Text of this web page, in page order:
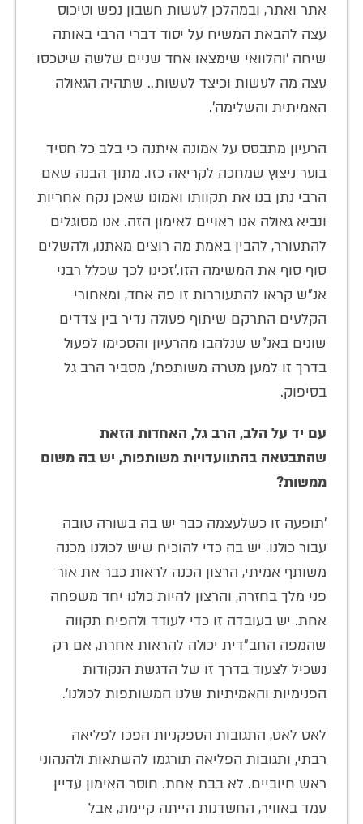
אתר ואתר, ובמהלכן לעשות חשבון נפש וטיכוס
עצה להבאת המשיח על יסוד דברי הרבי באותה
שיחה 'והלוואי שימצאו אחד שניים שלשה שיטכסו
עצה מה לעשות וכיצד לעשות.. שתהיה הגאולה
האמיתית והשלימה'.
הרעיון מתבסס על אמונה איתנה כי בלב כל חסיד
בוער ניצוץ שמחכה לקריאה כזו. מתוך הבנה שאם
הרבי נתן בנו את תקוותו ואמונו שאכן נקח אחריות
ונביא גאולה אנו ראויים לאימון הזה. אנו מסוגלים
להתעורר, להבין באמת מה רוצים מאתנו, ולהשלים
סוף סוף את המשימה הזו.'זכינו לכך שכלל רבני
אנ"ש קראו להתעוררות זו פה אחד, ומאחורי
הקלעים התרקם שיתוף פעולה נדיר בין צדדים
שונים באנ"ש שנלהבו מהרעיון והסכימו לפעול
בדרך זו למען מטרה משותפת', מסביר הרב גל
בסיפוק.
עם יד על הלב, הרב גל, האחדות הזאת
שהתבטאה בהתוועדויות משותפות, יש בה משום
ממשות?
'תופעה זו כשלעצמה כבר יש בה בשורה טובה
עבור כולנו. יש בה כדי להוכיח שיש לכולנו מכנה
משותף אמיתי, הרצון הכנה לראות כבר את אור
פני מלך בחזרה, והרצון להיות כולנו יחד משפחה
אחת. יש בעובדה זו כדי לעודד ולהפיח תקווה
שהמפה החב"דית יכולה להראות אחרת, אם רק
נשכיל לצעוד בדרך זו של הדגשת הנקודות
הפנימיות והאמיתיות שלנו המשותפות לכולנו'.
לאט לאט, התגובות הספקניות הפכו לפליאה
רבתי, ותגובות הפליאה תורגמו להשתאות ולהנהוני
ראש חיוביים. לא בבת אחת. חוסר האימון עדיין
עמד באוויר, החשדנות הייתה קיימת, אבל